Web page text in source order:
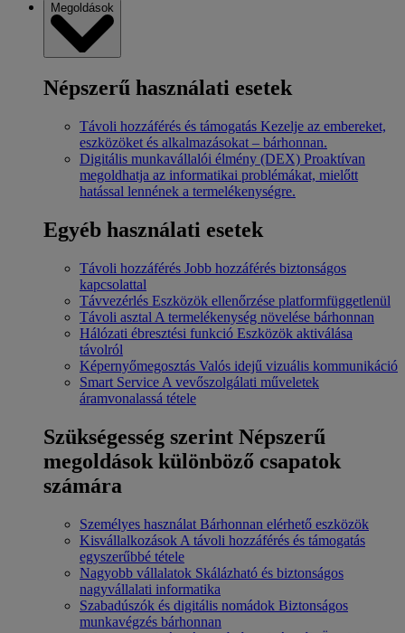
Megoldások
Népszerű használati esetek
Távoli hozzáférés és támogatás Kezelje az embereket,
eszközöket és alkalmazásokat – bárhonnan.
Digitális munkavállalói élmény (DEX) Proaktívan
megoldhatja az informatikai problémákat, mielőtt
hatással lennének a termelékenységre.
Egyéb használati esetek
Távoli hozzáférés Jobb hozzáférés biztonságos
kapcsolattal
Távvezérlés Eszközök ellenőrzése platformfüggetlenül
Távoli asztal A termelékenység növelése bárhonnan
Hálózati ébresztési funkció Eszközök aktiválása
távolról
Képernyőmegosztás Valós idejű vizuális kommunikáció
Smart Service A vevőszolgálati műveletek
áramvonalassá tétele
Szükségesség szerint Népszerű
megoldások különböző csapatok
számára
Személyes használat Bárhonnan elérhető eszközök
Kisvállalkozások A távoli hozzáférés és támogatás
egyszerűbbé tétele
Nagyobb vállalatok Skálázható és biztonságos
nagyvállalati informatika
Szabadúszók és digitális nomádok Biztonságos
munkavégzés bárhonnan